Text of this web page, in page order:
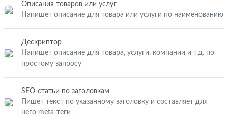
Описания товаров или услуг
Напишет описание для товара или услуги по наименованию
Дескриптор
Напишет описание для товара, услуги, компании и т.д. по
простому запросу
SEO-статьи по заголовкам
Пишет текст по указанному заголовку и составляет для
него meta-теги